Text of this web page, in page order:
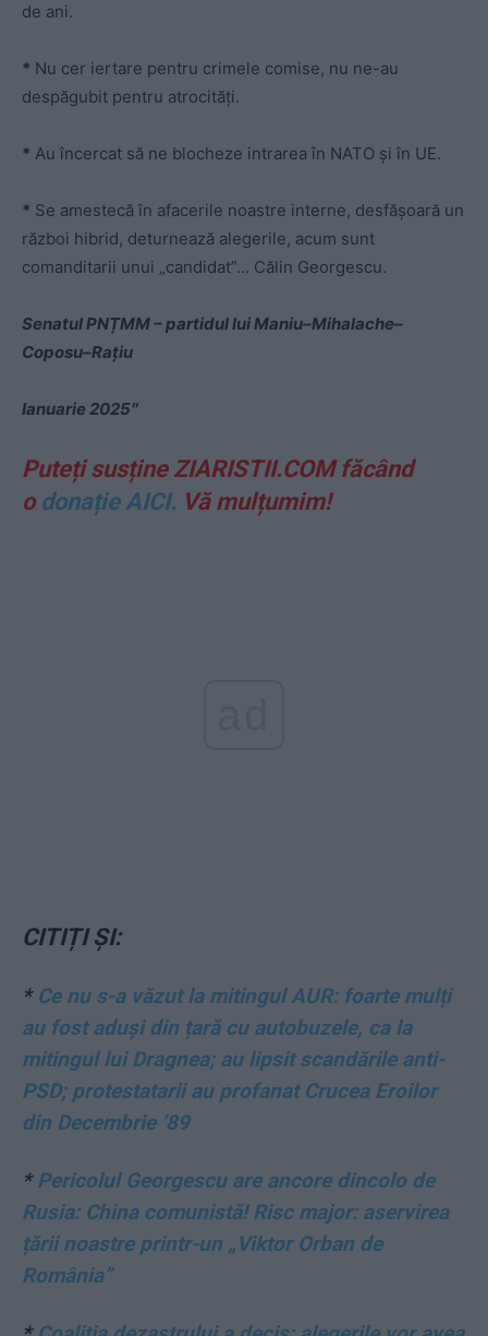
de ani.
* Nu cer iertare pentru crimele comise, nu ne-au
despăgubit pentru atrocități.
* Au încercat să ne blocheze intrarea în NATO și în UE.
* Se amestecă în afacerile noastre interne, desfășoară un
război hibrid, deturnează alegerile, acum sunt
comanditarii unui „candidat”… Călin Georgescu.
Senatul PNȚMM – partidul lui Maniu–Mihalache–
Coposu–Rațiu
Ianuarie 2025″
Puteți susține ZIARISTII.COM făcând
o donație AICI. Vă mulțumim!
CITIȚI ȘI:
* Ce nu s-a văzut la mitingul AUR: foarte mulți
au fost aduși din țară cu autobuzele, ca la
mitingul lui Dragnea; au lipsit scandările anti-
PSD; protestatarii au profanat Crucea Eroilor
din Decembrie ’89
*Pericolul Georgescu are ancore dincolo de
Rusia: China comunistă! Risc major: aservirea
țării noastre printr-un „Viktor Orban de
România”